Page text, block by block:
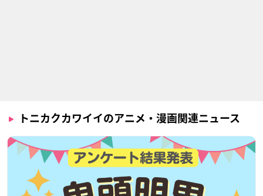
トニカクカワイイのアニメ・漫画関連ニュース